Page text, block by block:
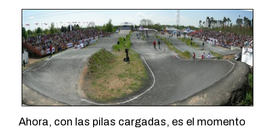
Ahora, con las pilas cargadas, es el momento